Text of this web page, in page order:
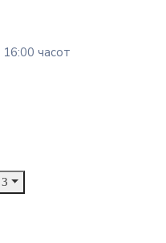
часот